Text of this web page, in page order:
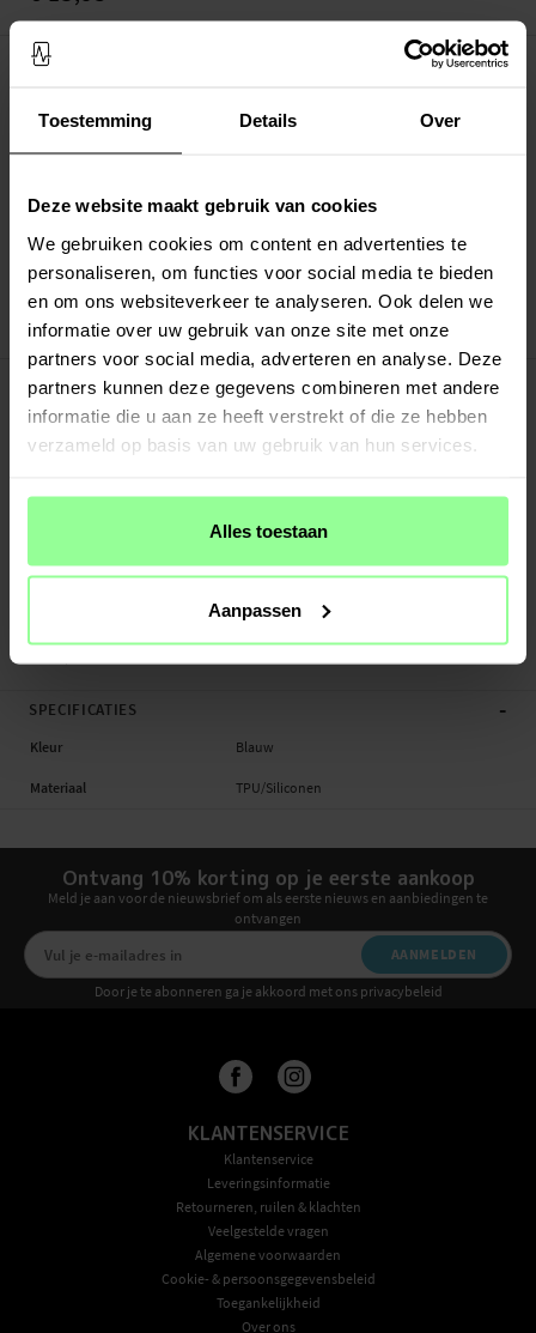
Toestemming Details Over
Deze website maakt gebruik van cookies
We gebruiken cookies om content en advertenties te
personaliseren, om functies voor social media te bieden
en om ons websiteverkeer te analyseren. Ook delen we
informatie over uw gebruik van onze site met onze
partners voor social media, adverteren en analyse. Deze
partners kunnen deze gegevens combineren met andere
informatie die u aan ze heeft verstrekt of die ze hebben
verzameld op basis van uw gebruik van hun services.
Alles toestaan
Aanpassen
LEG IN WINKELMANDJE
Snelle levering met DHL, Budbee of Postnord
Verstuurd vanuit ons magazijn in Zweden
Veilig betalen met Klarna of Paypal
Art number:46592
PRODUCTBESCHRIJVING
Siliconen bandje voor Amazfit Balance. Omdat de band volledig van siliconen is
gemaakt, is hij bestand tegen alle vormen van vocht. Dit maakt hem ideaal voor
sportieve en actieve gebruikers of voor wie de smartwatch de hele dag draagt.
installatie op je horloge. Je kunt de lengte eenvoudig aanpassen en de band
draagcomfort, zowel tijdens dagelijkse activiteiten als tijdens het sporten.
SPECIFICATIES -
Kleur Blauw
Materiaal TPU/Siliconen
Ontvang 10% korting op je eerste aankoop
Meld je aan voor de nieuwsbrief om als eerste nieuws en aanbiedingen te
ontvangen
AANMELDEN
Door je te abonneren ga je akkoord met ons privacybeleid
KLANTENSERVICE
Klantenservice
Leveringsinformatie
Retourneren, ruilen & klachten
Veelgestelde vragen
Algemene voorwaarden
Cookie- & persoonsgegevensbeleid
Toegankelijkheid
Over ons